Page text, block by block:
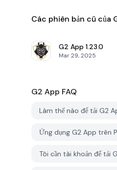
Các phiên bản cũ của
G2 App 1.23.0
Mar 29, 2025
G2 App FAQ
Làm thế nào để tải G2
Ứng dụng G2 App trên
Tôi cần tài khoản để tải